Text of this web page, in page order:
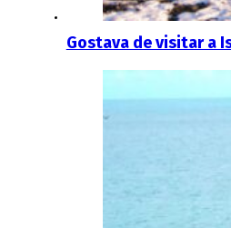
Gostava de visitar a